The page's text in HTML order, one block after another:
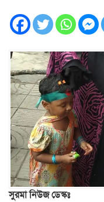
সুরমা নিউজ ডেস্কঃ